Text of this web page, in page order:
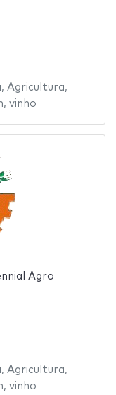
, Agricultura,
, vinho
Agro
, Agricultura,
, vinho